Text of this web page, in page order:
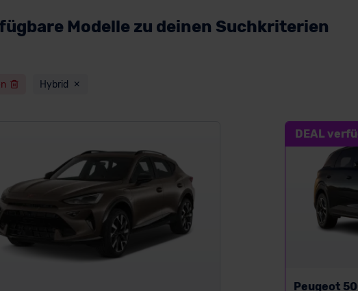
Modelle zu deinen Suchkriterien
Hybrid
DEAL
Peugeot